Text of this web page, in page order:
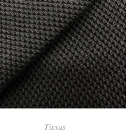
AJOUTER AU PANIER
Tissus